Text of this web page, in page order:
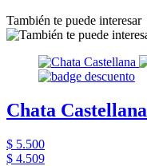
También te puede interesar
Chata Castellana
$ 5.500
$ 4.509